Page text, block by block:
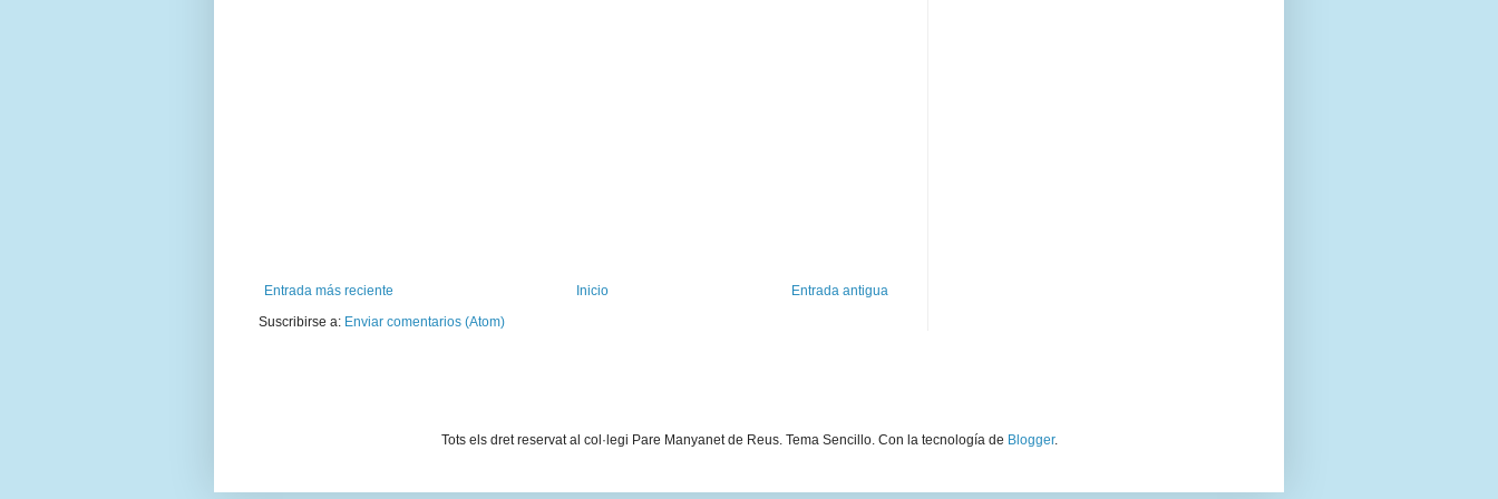
Entrada más reciente Entrada antigua
Inicio
Suscribirse a: Enviar comentarios (Atom)
Tots els dret reservat al col·legi Pare Manyanet de Reus. Tema Sencillo. Con la tecnología de Blogger.